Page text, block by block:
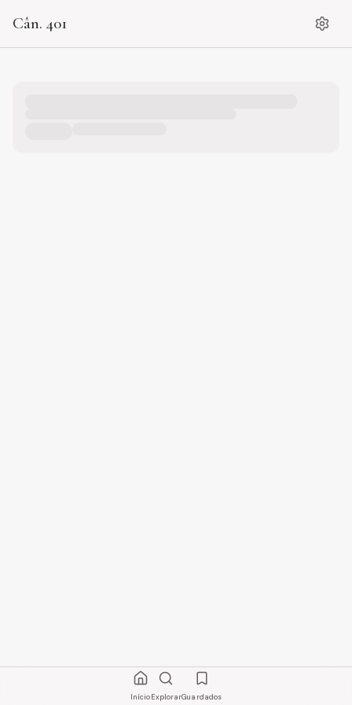
Cân. 401
InícioExplorarGuardados